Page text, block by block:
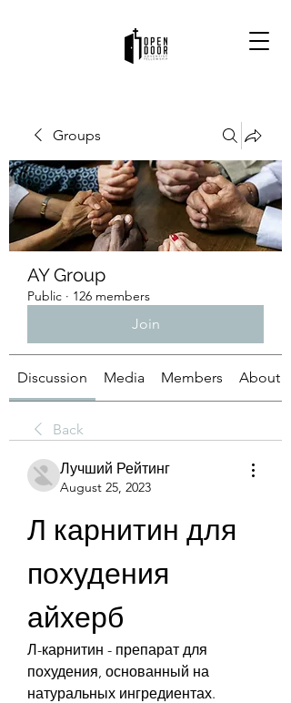
Groups
AY Group
Public · 126 members
Join
Discussion Media Members About
Back
Лучший Рейтинг
August 25, 2023
Л карнитин для
похудения
айхерб
Л-карнитин - препарат для
похудения, основанный на
натуральных ингредиентах.